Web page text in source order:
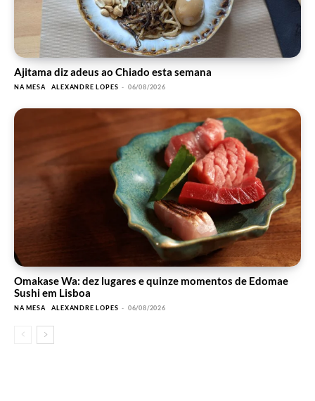
Ajitama diz adeus ao Chiado esta semana
NA MESA ALEXANDRE LOPES - 06/08/2026
Omakase Wa: dez lugares e quinze momentos de Edomae
Sushi em Lisboa
NA MESA ALEXANDRE LOPES - 06/08/2026